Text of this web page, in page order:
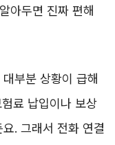
아두면 진짜 편해
부분 상황이 급해
료 납입이나 보상
. 그래서 전화 연결